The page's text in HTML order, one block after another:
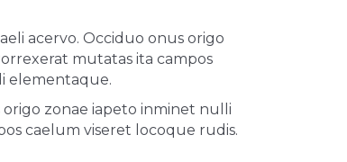
acervo. Occiduo onus origo
mutatas ita campos
elementaque.
zonae iapeto inminet nulli
caelum viseret locoque rudis.